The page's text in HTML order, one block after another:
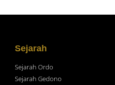
Sejarah
Sejarah Ordo
Sejarah Gedono